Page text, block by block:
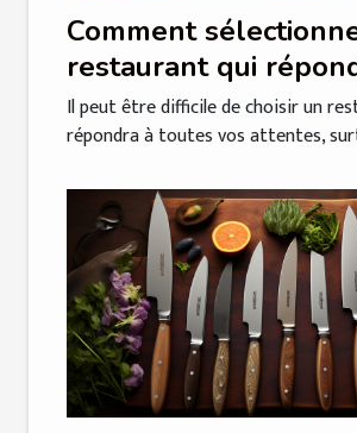
Comment
restaurant qui
attentes ?
Il peut être difficile de choisir un
répondra à toutes vos attentes,